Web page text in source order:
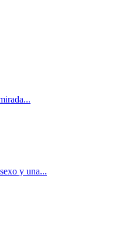
y una...